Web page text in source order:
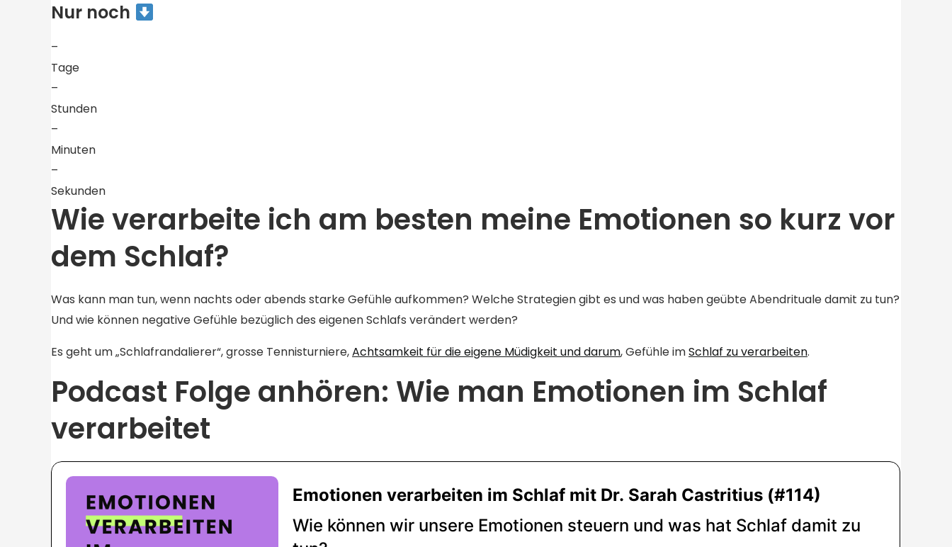
Nur noch
–
Tage
–
Stunden
–
Minuten
–
Sekunden
Wie verarbeite ich am besten meine Emotionen so kurz vor
dem Schlaf?
Was kann man tun, wenn nachts oder abends starke Gefühle aufkommen? Welche Strategien gibt es und was haben geübte Abendrituale damit zu tun?
Und wie können negative Gefühle bezüglich des eigenen Schlafs verändert werden?
Es geht um „Schlafrandalierer“, grosse Tennisturniere,Achtsamkeit für die eigene Müdigkeit und darum, Gefühle imSchlaf zu verarbeiten.
Podcast Folge anhören: Wie man Emotionen im Schlaf
verarbeitet